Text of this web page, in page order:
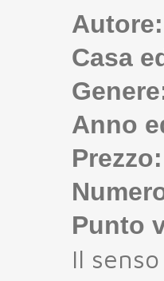
Autore:
Casa
Anno
Prezzo:
Punto
Il